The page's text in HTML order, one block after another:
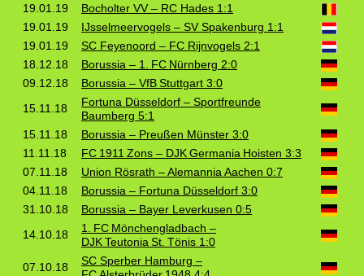
19.01.19
Bocholter VV – RC Hades 1:1
19.01.19
IJsselmeervogels – SV Spakenburg 1:1
19.01.19
SC Feyenoord – FC Rijnvogels 2:1
18.12.18
Borussia – 1. FC Nürnberg 2:0
09.12.18
Borussia – VfB Stuttgart 3:0
15.11.18
Fortuna Düsseldorf – Sportfreunde
Baumberg 5:1
15.11.18
Borussia – Preußen Münster 3:0
11.11.18
FC 1911 Zons – DJK Germania Hoisten 3:3
07.11.18
Union Rösrath – Alemannia Aachen 0:7
04.11.18
Borussia – Fortuna Düsseldorf 3:0
31.10.18
Borussia – Bayer Leverkusen 0:5
14.10.18
1. FC Mönchengladbach –
DJK Teutonia St. Tönis 1:0
07.10.18
SC Sperber Hamburg –